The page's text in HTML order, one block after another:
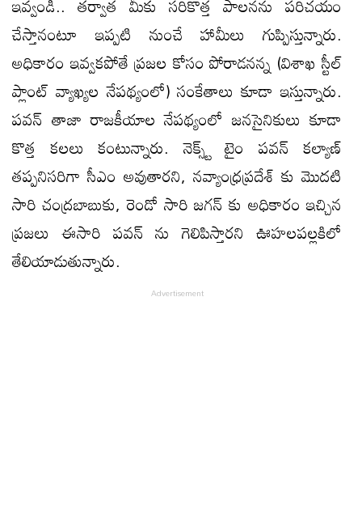
చేస్తానంటూ ఇప్ప‌టి నుంచే హామీలు గుప్పిస్తున్నారు.
అధికారం ఇవ్వ‌క‌పోతే ప్ర‌జ‌ల కోసం పోరాడ‌న‌న్న (విశాఖ స్టీల్
ప్లాంట్ వ్యాఖ్య‌ల నేప‌థ్యంలో) సంకేతాలు కూడా ఇస్తున్నారు.
ప‌వ‌న్ తాజా రాజ‌కీయాల నేప‌థ్యంలో జ‌న‌సైనికులు కూడా
కొత్త క‌ల‌లు కంటున్నారు. నెక్స్ట్ టైం ప‌వ‌న్ క‌ల్యాణ్
త‌ప్ప‌నిస‌రిగా సీఎం అవుతార‌ని, న‌వ్యాంధ్ర‌ప్ర‌దేశ్ కు మొద‌టి
సారి చంద్ర‌బాబుకు, రెండో సారి జ‌గ‌న్ కు అధికారం ఇచ్చిన
ప్ర‌జ‌లు ఈసారి ప‌వ‌న్ ను గెలిపిస్తార‌ని ఊహ‌ల‌ప‌ల్ల‌కిలో
తేలియాడుతున్నారు.